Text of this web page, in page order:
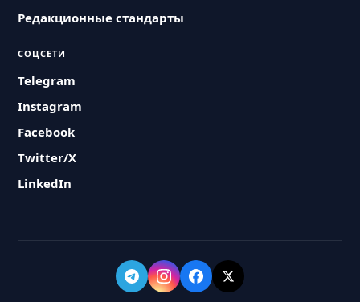
Редакционные стандарты
СОЦСЕТИ
Telegram
Instagram
Facebook
Twitter/X
LinkedIn